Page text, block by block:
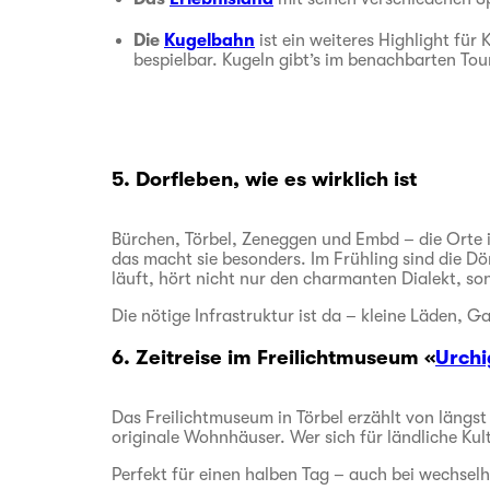
Die Kugelbahn ist ein weiteres Highlight für
bespielbar. Kugeln gibt’s im benachbarten
5. Dorfleben, wie es wirklich ist
Bürchen, Törbel, Zeneggen und Embd – die
das macht sie besonders. Im Frühling sind die
läuft, hört nicht nur den charmanten Dialekt,
Die nötige Infrastruktur ist da – kleine Läden,
6. Zeitreise im Freilichtmuseum «
Das Freilichtmuseum in Törbel erzählt von
originale Wohnhäuser. Wer sich für ländliche
Perfekt für einen halben Tag – auch bei